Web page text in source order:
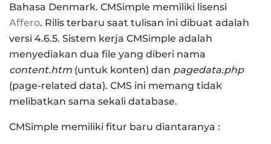
Bahasa Denmark. CMSimple memiliki lisensi
Affero. Rilis terbaru saat tulisan ini dibuat adalah
versi 4.6.5. Sistem kerja CMSimple adalah
menyediakan dua file yang diberi nama
content.htm (untuk konten) dan pagedata.php
(page-related data). CMS ini memang tidak
melibatkan sama sekali database.
CMSimple memiliki fitur baru diantaranya :